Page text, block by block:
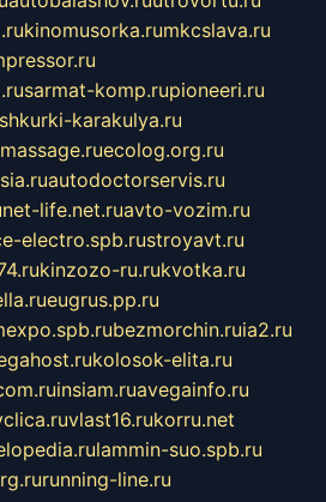
kinomusorka.rumkcslava.ru
sarmat-komp.rupioneeri.ru
shkurki-karakulya.ru
ecolog.org.ru
autodoctorservis.ru
net-life.net.ruavto-vozim.ru
electro.spb.rustroyavt.ru
kinzozo-ru.rukvotka.ru
eugrus.pp.ru
bezmorchin.ruia2.ru
kolosok-elita.ru
insiam.ruavegainfo.ru
vlast16.rukorru.net
lammin-suo.spb.ru
running-line.ru